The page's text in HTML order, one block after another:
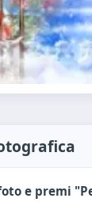
e premi